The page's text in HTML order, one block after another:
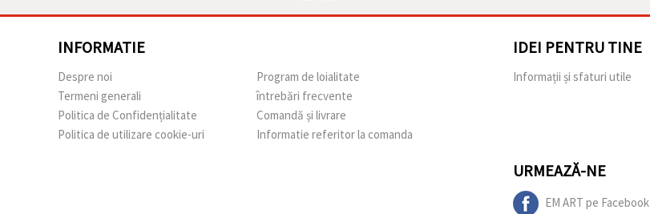
INFORMATIE
Despre noi
Termeni generali
Politica de Confidențialitate
Politica de utilizare cookie-uri
Program de loialitate
întrebări frecvente
Comandă și livrare
Informatie referitor la comanda
IDEI PENTRU TINE
Informații și sfaturi utile
URMEAZĂ-NE
EM ART pe Facebook